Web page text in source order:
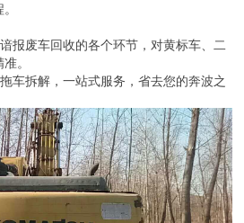
报废车回收的各个环节，对黄标车、二
。
车拆解，一站式服务，省去您的奔波之